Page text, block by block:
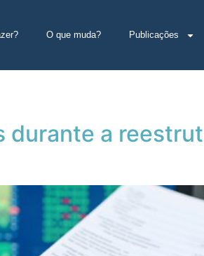
O que muda? Publicações
durante a